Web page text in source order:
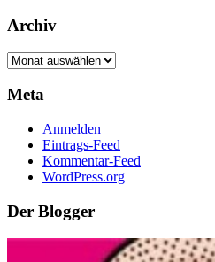
Archiv
Archiv
Meta
Anmelden
Eintrags-Feed
Kommentar-Feed
WordPress.org
Der Blogger